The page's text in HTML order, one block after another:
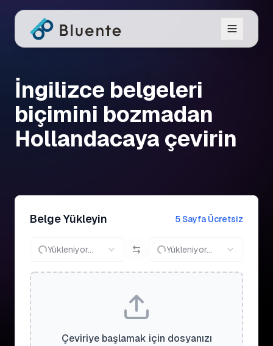
İngilizce belgeleri
biçimini bozmadan
Hollandacaya çevirin
Belge Yükleyin 5 Sayfa Ücretsiz
Yükleniyor... Yükleniyor...
Çeviriye başlamak için dosyanızı